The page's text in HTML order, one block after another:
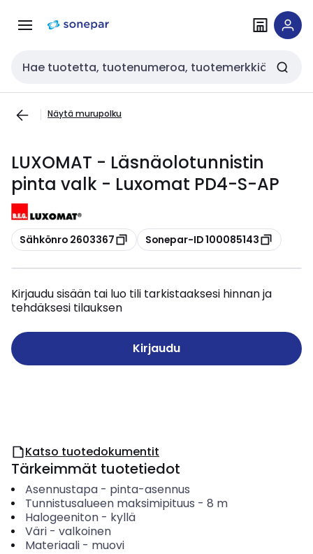
navigointiinsisältöön
Haku
Näytä murupolku
LUXOMAT - Läsnäolotunnistin
pinta valk - Luxomat PD4-S-AP
Kopioi
Sähkönro 2603367 Kopioi
Sonepar-ID 100085143
Kirjaudu sisään tai luo tili tarkistaaksesi hinnan ja
tehdäksesi tilauksen
Kirjaudu
Katso tuotedokumentit
Tärkeimmät tuotetiedot
Asennustapa- pinta-asennus
Tunnistusalueen maksimipituus - 8 m
Halogeeniton- kyllä
Väri- valkoinen
Materiaali- muovi